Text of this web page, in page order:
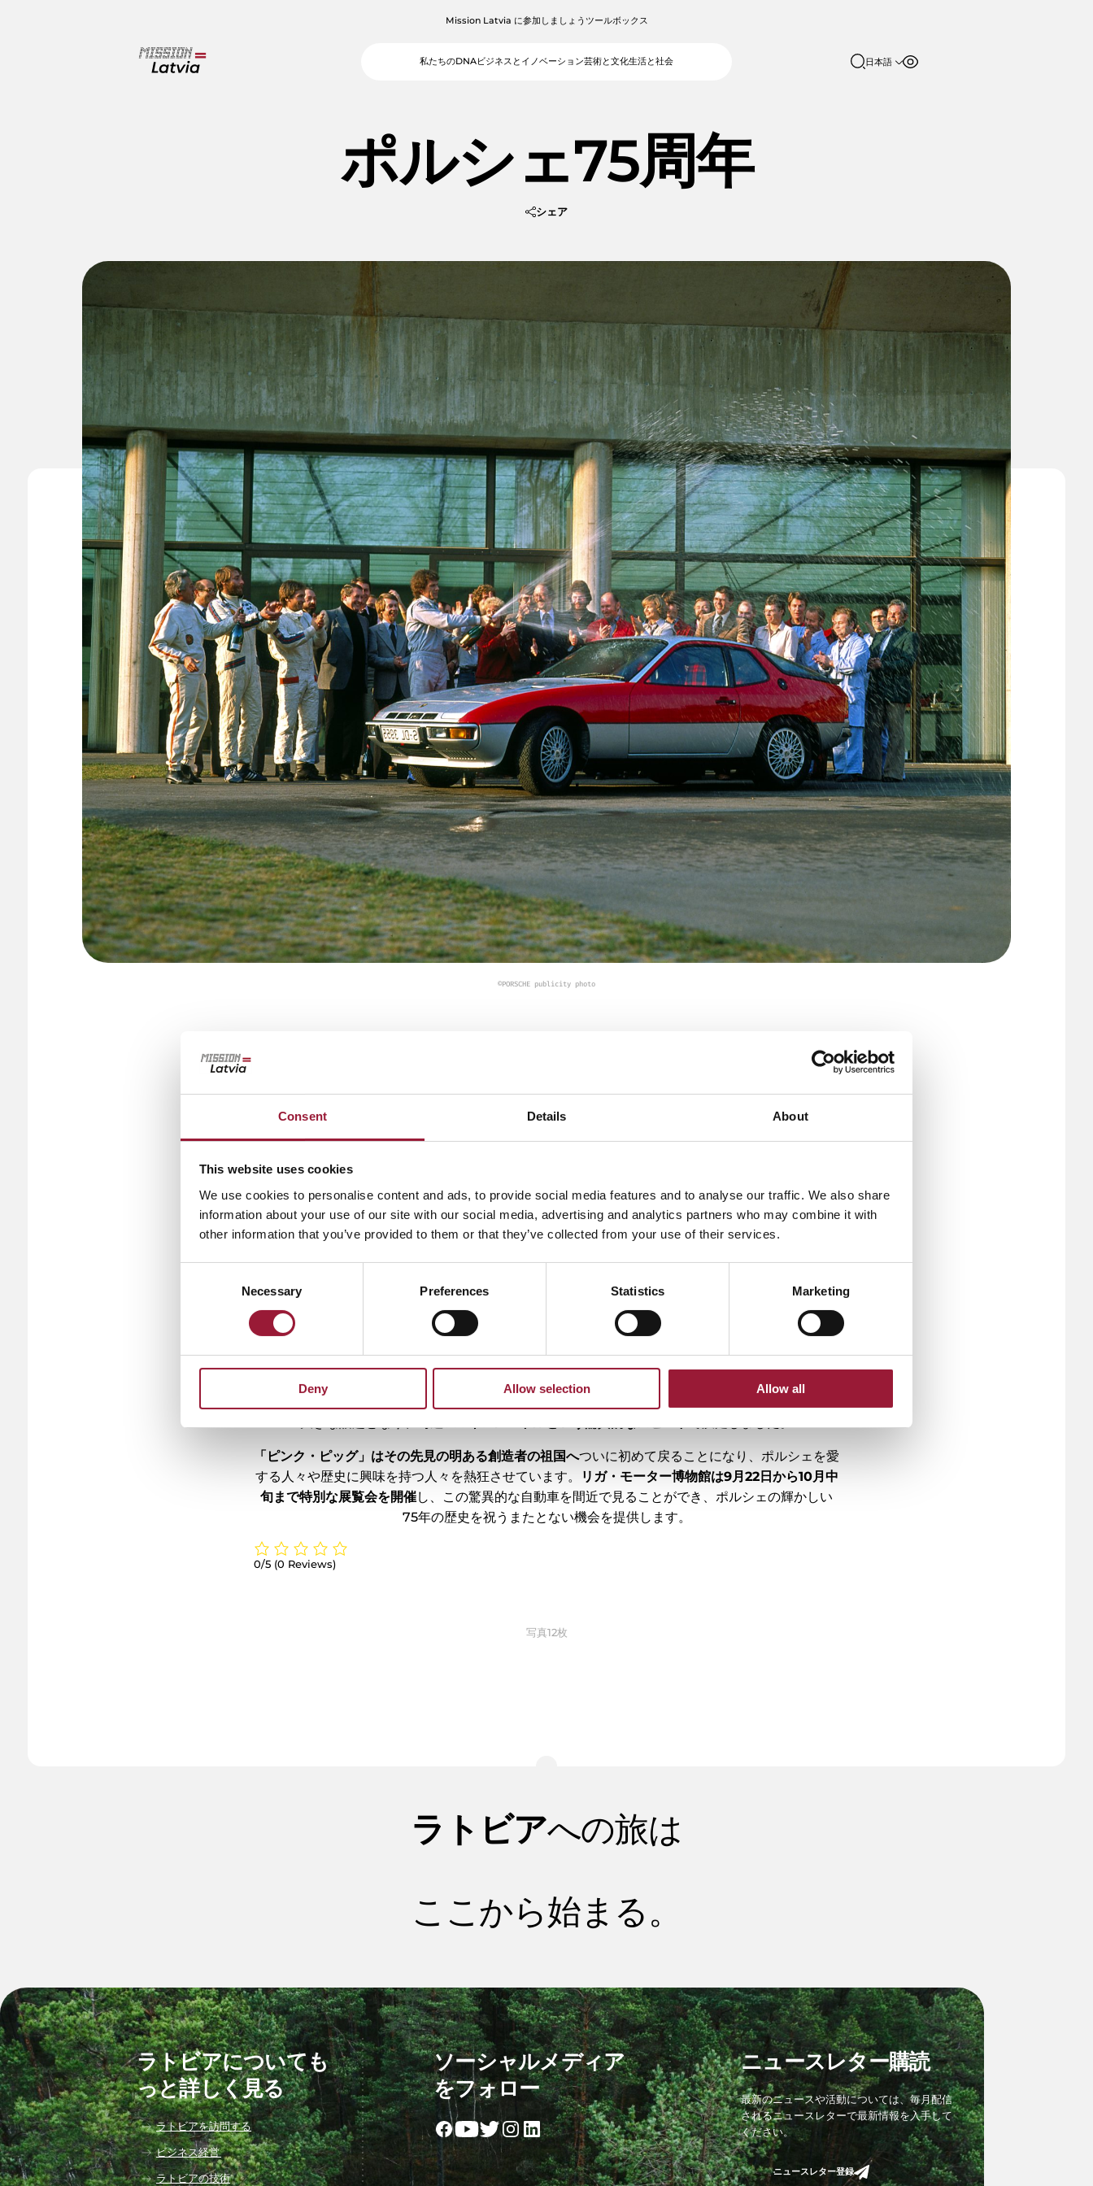
Consent Details About
This website uses cookies
We use cookies to personalise content and ads, to provide social media features and to analyse our traffic. We also share
information about your use of our site with our social media, advertising and analytics partners who may combine it with
other information that you’ve provided to them or that they’ve collected from your use of their services.
Necessary Preferences Statistics Marketing
Deny Allow selection Allow all
Mission Latvia に参加しましょう ツールボックス
私たちのDNAビジネスとイノベーション芸術と文化生活と社会 日本語
ポルシェ75周年
シェア
©PORSCHE publicity photo
ラトビアがポルシェ75周年を祝う：Anatols Lapiņš（アナトルス・ラピンシュ）に敬意を表して
ポルシェ自動車ブランドの75年間にわたる素晴らしい歩みの中で、認知度、伝統、そして豊かな歴
史に満ちた素晴らしい物語が展開されます。この素晴らしい節目を迎えるにあたり、その成功の多く
アナトルス・ラピンシュは20年にわたりポルシェのデザイン部門を率い、その大胆で先進的なアプ
ローチで知られていました。彼は、
慣習にとらわれない道を積極的に探求
し、トレンドに追随するの
らフロントへ移行したブランド史上重要な「トランスアクスル時代」と重なります。
ラピンシュは、しばしば「 豚を飛ばしたラトビア人 」として知られ、伝説の ポルシェ917/20で忘れ
られない功績を残しました。歴史的な動きとして、ポルシェのエンジニアたちはフランス企業​​SERA​​
と協力し、​​917モデルのショートテールとロングテール両バージョンの長所を融合​​。一方、ラピンシ
なカットラインを装飾として採用したこの車は「ピンク・ピッグ」、「ビッグ・ベルタ」、そして
「ピンク・ピッグ」はその先見の明ある創造者の祖国へついに初めて戻ることになり、ポルシェを愛
する人々や歴史に興味を持つ人々を熱狂させています。
リガ・モーター博物館は9月22日から10月中
旬まで特別な展覧会を開催し、この驚異的な自動車を間近で見ることができ、ポルシェの輝かしい
75年の歴史を祝うまたとない機会を提供します。
0/5 (0 Reviews)
写真12枚
ラトビアへの旅は
ここから始まる。
ラトビアについても
っと詳しく見る
ラトビアを訪問する
ビジネス経営
ラトビアの技術
ソーシャルメディア
をフォロー
ニュースレター購読
最新のニュースや活動については、毎月配信
されるニュースレターで最新情報を入手して
ください。
ニュースレター登録